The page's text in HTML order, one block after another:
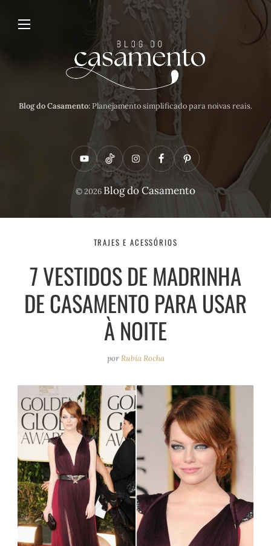
Blog do Casamento:Planejamento simplificado para noivas reais.
Y
o
t
T
i
t
o
I
n
t
a
r
a
m
F
a
e
b
o
k
P
i
t
e
s
t
© 2026 Blog do Casamento
TRAJES E ACESSÓRIOS
7 VESTIDOS DE MADRINHA
DE CASAMENTO PARA USAR
À NOITE
porRubia Rocha